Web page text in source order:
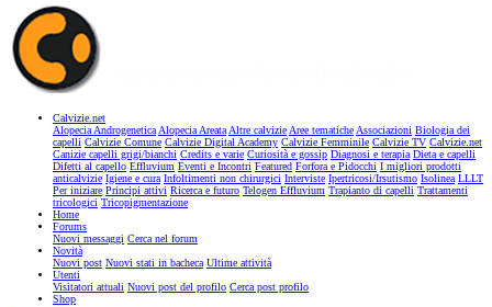
Calvizie.net
Alopecia AndrogeneticaAlopecia AreataAltre calvizieAree tematicheAssociazioni Biologia dei
capelli Calvizie Comune Calvizie Digital Academy Calvizie Femminile Calvizie TV Calvizie.net
Canizie capelli grigi/bianchi Credits e varie Curiosità e gossip Diagnosi e terapia Dieta e capelli
Difetti al capello Effluvium Eventi e Incontri Featured Forfora e Pidocchi I migliori prodotti
anticalvizie Igiene e cura Infoltimenti non chirurgici Interviste Ipertricosi/Irsutismo Isolinea LLLT
Per iniziare Principi attivi Ricerca e futuro Telogen Effluvium Trapianto di capelli Trattamenti
tricologici Tricopigmentazione
Home
Forums
Nuovi messaggi Cerca nel forum
Novità
Nuovi post Nuovi stati in bacheca Ultime attività
Utenti
Visitatori attuali Nuovi post del profilo Cerca post profilo
Shop